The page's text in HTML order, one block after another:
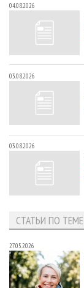
04.08.2026
03.08.2026
03.08.2026
СТАТЬИ ПО ТЕМЕ
27.05.2026